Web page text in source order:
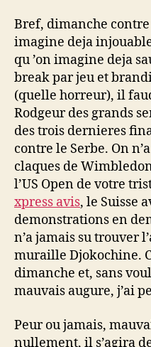
Bref, dimanche
imagine deja
qu ’on imagine deja
break par jeu et
(quelle horreur), il
Rodgeur des grands
des trois dernieres
contre le Serbe. On
claques de
l’US Open de votre
xpress avis, le Suisse
demonstrations en
n’a jamais su trouver
muraille Djokochine.
dimanche et, sans
mauvais augure, j’ai
Peur ou jamais,
nullement, il s’agira